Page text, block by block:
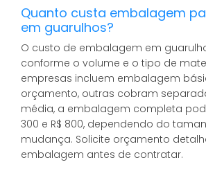
Quanto custa embalagem
em guarulhos?
O custo de embalagem em
conforme o volume e o tipo de
empresas incluem embalagem
orçamento, outras cobram
média, a embalagem completa
300 e R$ 800, dependendo do
mudança. Solicite orçamento
embalagem antes de contratar.